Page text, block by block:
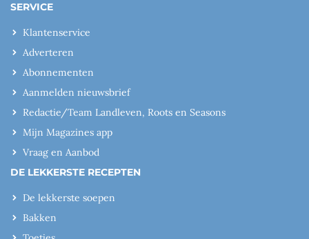
SERVICE
Klantenservice
Adverteren
Abonnementen
Aanmelden nieuwsbrief
Redactie/Team Landleven, Roots en Seasons
Mijn Magazines app
Vraag en Aanbod
DE LEKKERSTE RECEPTEN
De lekkerste soepen
Bakken